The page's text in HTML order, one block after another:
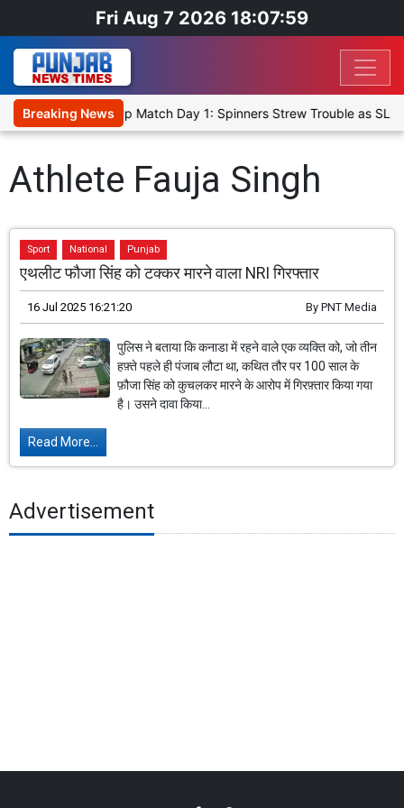
Fri Aug 7 2026 18:07:59
Breaking News
Cricket XI, Warm-Up Match Day 1: Spinners Strew Trouble as SLC
Athlete Fauja Singh
Sport National Punjab
एथलीट फौजा सिंह को टक्कर मारने वाला NRI गिरफ्तार
16 Jul 2025 16:21:20 By PNT Media
पुलिस ने बताया कि कनाडा में रहने वाले एक व्यक्ति को, जो तीन
हफ़्ते पहले ही पंजाब लौटा था, कथित तौर पर 100 साल के
फ़ौजा सिंह को कुचलकर मारने के आरोप में गिरफ़्तार किया गया
है। उसने दावा किया...
Read More...
Advertisement